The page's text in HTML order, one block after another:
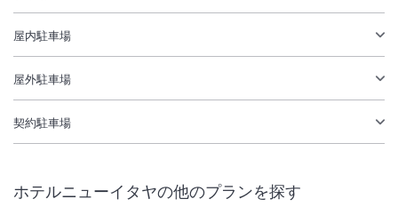
屋内駐車場
屋外駐車場
契約駐車場
ホテルニューイタヤの他のプランを探す